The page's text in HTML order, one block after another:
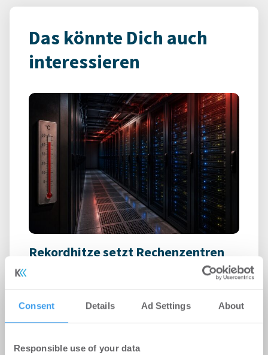
Consent Details Ad Settings About
Responsible use of your data
Das könnte Dich auch
interessieren
Rekordhitze setzt Rechenzentren
Anhaltende Hitze wird zum Risiko für
Rechenzentren: Steigende Außentemperaturen
den ...